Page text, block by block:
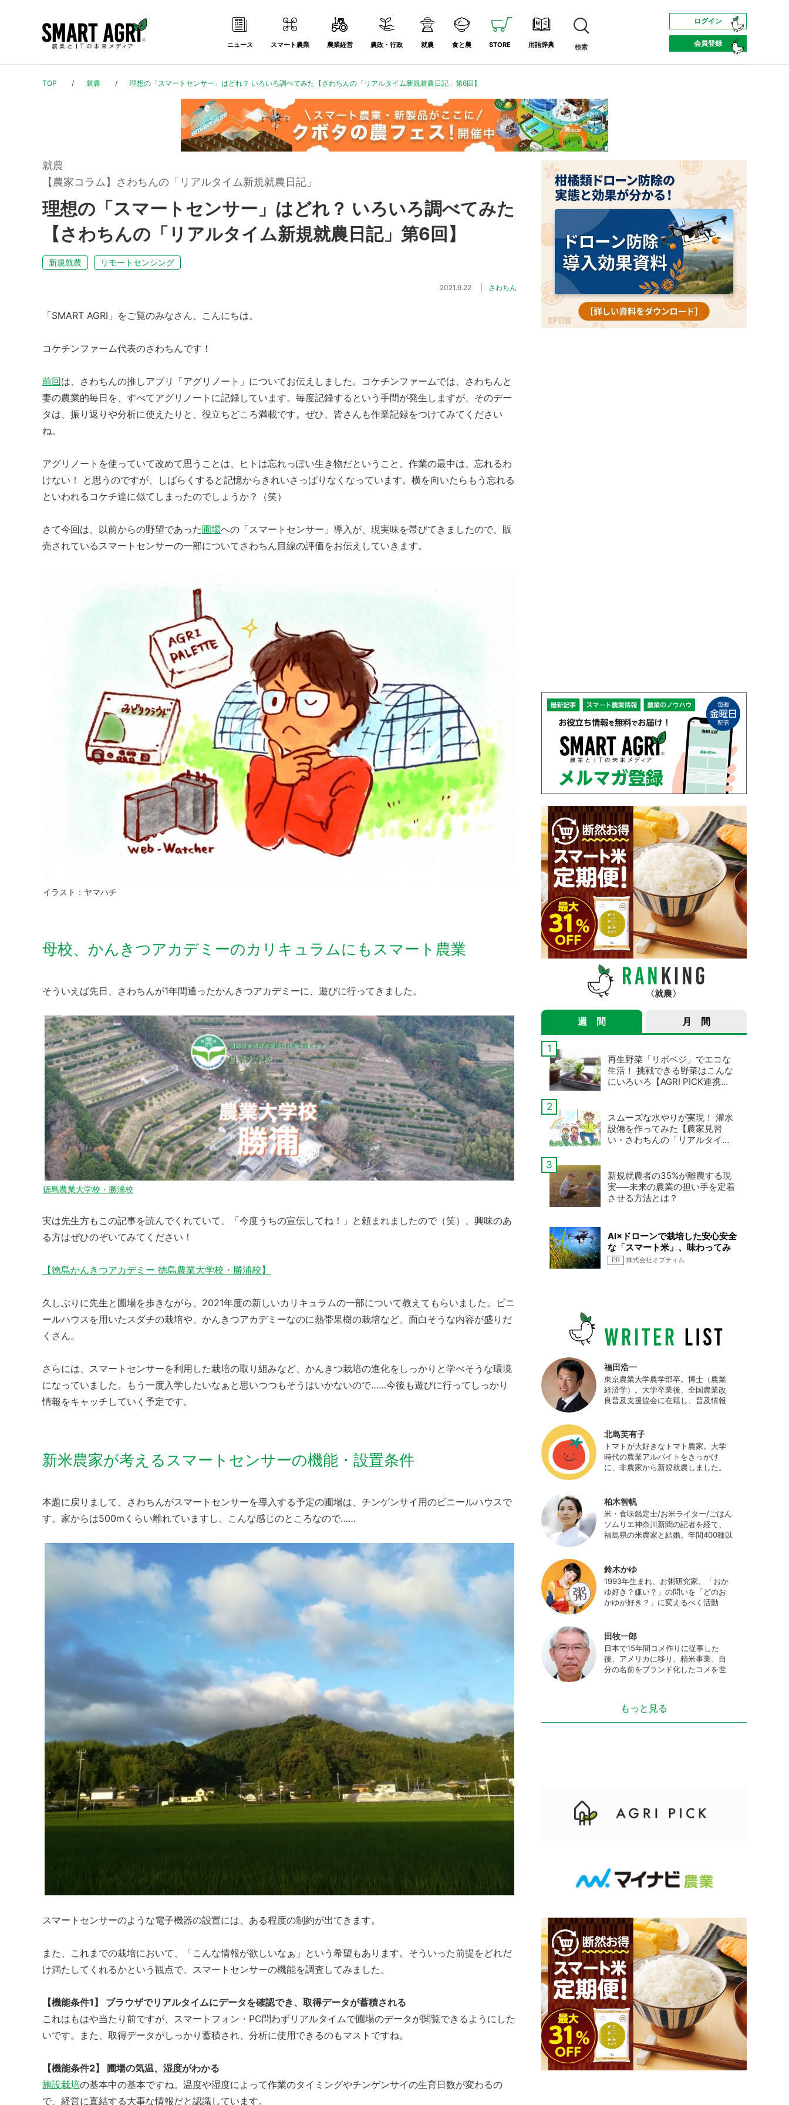
ニュース スマート農業 農業経営 農政・行政 就農 食と農 STORE 用語辞典 検索
ログイン
会員登録
TOP 就農 理想の「スマートセンサー」はどれ？ いろいろ調べてみた【さわちんの「リアルタイム新規就農日記」第6回】
就農
【農家コラム】さわちんの「リアルタイム新規就農日記」
理想の「スマートセンサー」はどれ？ いろいろ調べてみた
【さわちんの「リアルタイム新規就農日記」第6回】
新規就農 リモートセンシング
2021.9.22 さわちん
「SMART AGRI」をご覧のみなさん、こんにちは。
コケチンファーム代表のさわちんです！
前回は、さわちんの推しアプリ「アグリノート」についてお伝えしました。コケチンファームでは、さわちんと
妻の農業的毎日を、すべてアグリノートに記録しています。毎度記録するという手間が発生しますが、そのデー
タは、振り返りや分析に使えたりと、役立ちどころ満載です。ぜひ、皆さんも作業記録をつけてみてください
ね。
アグリノートを使っていて改めて思うことは、ヒトは忘れっぽい生き物だということ。作業の最中は、忘れるわ
けない！ と思うのですが、しばらくすると記憶からきれいさっぱりなくなっています。横を向いたらもう忘れる
といわれるコケチ達に似てしまったのでしょうか？（笑）
さて今回は、以前からの野望であった圃場への「スマートセンサー」導入が、現実味を帯びてきましたので、販
売されているスマートセンサーの一部についてさわちん目線の評価をお伝えしていきます。
イラスト：ヤマハチ
母校、かんきつアカデミーのカリキュラムにもスマート農業
そういえば先日、さわちんが1年間通ったかんきつアカデミーに、遊びに行ってきました。
徳島農業大学校・勝浦校
実は先生方もこの記事を読んでくれていて、「今度うちの宣伝してね！」と頼まれましたので（笑）、興味のあ
る方はぜひのぞいてみてください！
【徳島かんきつアカデミー 徳島農業大学校・勝浦校】
久しぶりに先生と圃場を歩きながら、2021年度の新しいカリキュラムの一部について教えてもらいました。ビニ
ールハウスを用いたスダチの栽培や、かんきつアカデミーなのに熱帯果樹の栽培など、面白そうな内容が盛りだ
くさん。
さらには、スマートセンサーを利用した栽培の取り組みなど、かんきつ栽培の進化をしっかりと学べそうな環境
になっていました。もう一度入学したいなぁと思いつつもそうはいかないので……今後も遊びに行ってしっかり
情報をキャッチしていく予定です。
新米農家が考えるスマートセンサーの機能・設置条件
本題に戻りまして、さわちんがスマートセンサーを導入する予定の圃場は、チンゲンサイ用のビニールハウスで
す。家からは500mくらい離れていますし、こんな感じのところなので……
スマートセンサーのような電子機器の設置には、ある程度の制約が出てきます。
また、これまでの栽培において、「こんな情報が欲しいなぁ」という希望もあります。そういった前提をどれだ
け満たしてくれるかという観点で、スマートセンサーの機能を調査してみました。
【機能条件1】 ブラウザでリアルタイムにデータを確認でき、取得データが蓄積される
これはもはや当たり前ですが、スマートフォン・PC問わずリアルタイムで圃場のデータが閲覧できるようにした
いです。また、取得データがしっかり蓄積され、分析に使用できるのもマストですね。
【機能条件2】 圃場の気温、湿度がわかる
施設栽培の基本中の基本ですね。温度や湿度によって作業のタイミングやチンゲンサイの生育日数が変わるの
で、経営に直結する大事な情報だと認識しています。
就農
週 間 月 間
再生野菜「リボベジ」でエコな
生活！ 挑戦できる野菜はこんな
にいろいろ【AGRI PICK連携企
スムーズな水やりが実現！ 灌水
設備を作ってみた【農家見習
い・さわちんの「リアルタイム
新規就農者の35%が離農する現
実──未来の農業の担い手を定着
させる方法とは？
AI×ドローンで栽培した安心安全
な「スマート米」、味わってみ
ませんか
PR 株式会社オプティム
福田浩一
東京農業大学農学部卒。博士（農業
経済学）。大学卒業後、全国農業改
良普及支援協会に在籍し、普及情報
（元情報部長）。2011年に株式会社
日本農業サポート研究所を創業し、
海外のICT利用の実証試験や農産物輸
出などに関わった。主にスマート農
業の実証試験やコンサルなどに携わ
http://www.ijas.co.jp/
北島芙有子
トマトが大好きなトマト農家。大学
時代の農業アルバイトをきっかけ
に、非農家から新規就農しました。
最近はWeb関連の仕事も始め、半農
半Xの生活。
柏木智帆
米・食味鑑定士/お米ライター/ごはん
ソムリエ神奈川新聞の記者を経て、
福島県の米農家と結婚。年間400種以
イベント、講演活動など、お米の魅
力を伝える活動を行っている。ま
た、4歳の娘の食事やお弁当づくりを
通して、食育にも目を向けている。
プロフィール写真 ©杉山晃造
鈴木かゆ
1993年生まれ、お粥研究家。「おか
ゆ好き？嫌い？」の問いを「どのお
かゆが好き？」に変えるべく活動
アにてお粥レシピ/レポ/歴史/文化な
どを発信中。JAPAN MENSA会員。
田牧一郎
日本で15年間コメ作りに従事した
後、アメリカに移り、精米事業、自
分の名前をブランド化したコメを世
精米技術コンサルティングとして関
わり、企業などの依頼で世界12カ国
もっと見る